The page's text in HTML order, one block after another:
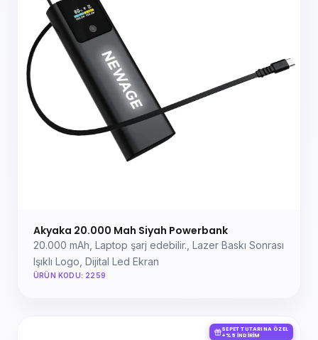
Akyaka 20.000 Mah Siyah Powerbank
20.000 mAh, Laptop şarj edebilir., Lazer Baskı Sonrası
Işıklı Logo, Dijital Led Ekran
ÜRÜN KODU: 2259
SEPET TUTARINA ÖZEL
+%5 İNDIRIM